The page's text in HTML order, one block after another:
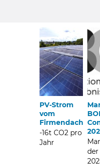
PV-Strom
vom
Firmendach
-16t CO2 pro
Jahr
der